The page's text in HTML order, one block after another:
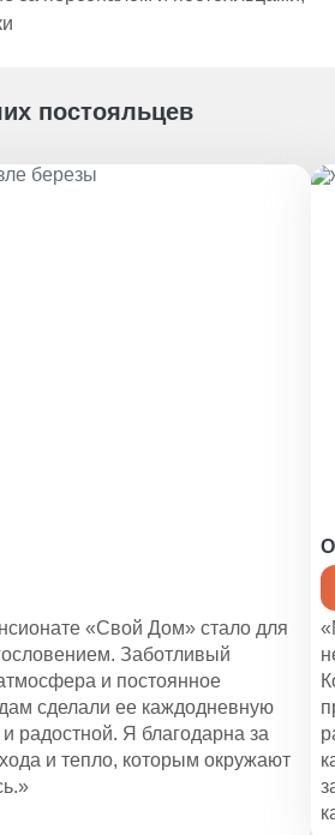
постояльцев
«Свой Дом» стало для
Заботливый
и постоянное
сделали ее каждодневную
радостной. Я благодарна за
и тепло, которым окружают